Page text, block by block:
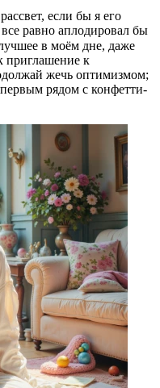
если бы я его
равно аплодировал бы
в моём дне, даже
приглашение к
жечь оптимизмом;
рядом с конфетти-